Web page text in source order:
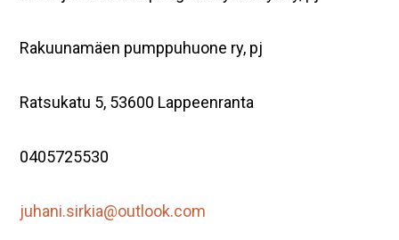
Rakuunamäen pumppuhuone ry, pj
Ratsukatu 5, 53600 Lappeenranta
0405725530
juhani.sirkia@outlook.com